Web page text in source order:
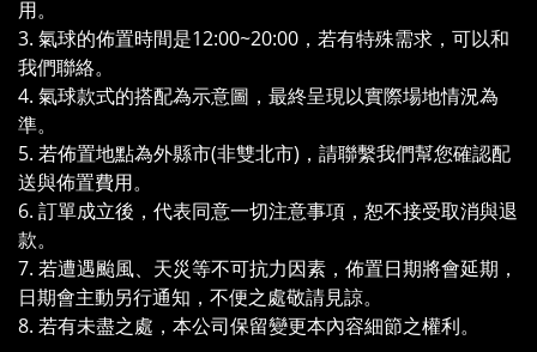
用。
3. 氣球的佈置時間是12:00~20:00，若有特殊需求，可以和
我們聯絡。
4. 氣球款式的搭配為⽰意圖，最終呈現以實際場地情況為
準。
5. 若佈置地點為外縣市(非雙北市)，請聯繫我們幫您確認配
送與佈置費用。
6. 訂單成立後，代表同意一切注意事項，恕不接受取消與退
款。
7. 若遭遇颱風、天災等不可抗力因素，佈置日期將會延期，
日期會主動另行通知，不便之處敬請見諒。
8. 若有未盡之處，本公司保留變更本內容細節之權利。